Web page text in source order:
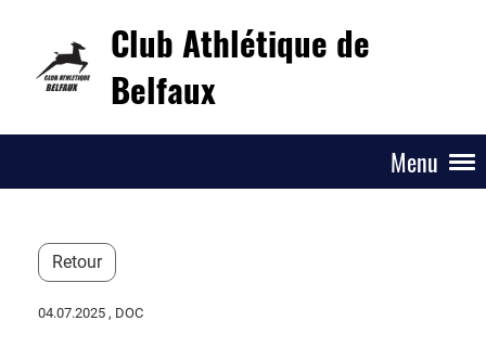
Club Athlétique de
Belfaux
Menu
Retour
04.07.2025 , DOC